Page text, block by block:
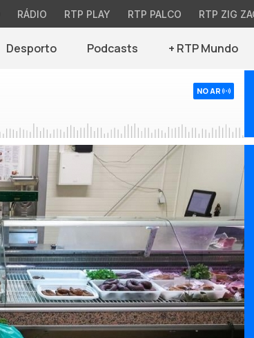
RÁDIO RTP PLAY RTP PALCO RTP ZIG
Desporto Podcasts + RTP Mundo
NO AR